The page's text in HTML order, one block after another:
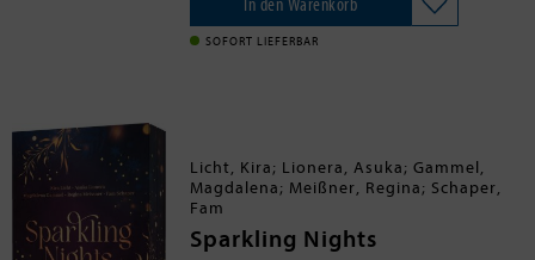
zu schreiben, besonders als Sams
Todestag sich zum ersten Mal jährt.
Eines Tages kommt er versehentlich
Olivers private Nachrichten: Ben, ein
College-Student in Seattle, wird nicht
lange ein Fremder bleiben. Oliver weiß,
dass er die Nummer nicht mehr wählen
sollte - aber er bekommt Ben einfach
nicht aus dem Kopf.
Warte auf mich, Haru
Enthaltene Tropes: Queer Romance,
In den Warenkorb
SOFORT LIEFERBAR
Licht, Kira; Lionera, Asuka; Gammel,
Magdalena; Meißner, Regina; Schaper,
Fam
Sparkling Nights